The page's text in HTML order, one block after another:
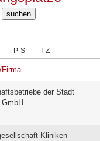
P-S T-Z
Firma
der Stadt
GmbH
Kliniken